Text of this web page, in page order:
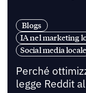
Blogs
IA nel marketing
Social media locale
Perché
legge Reddit